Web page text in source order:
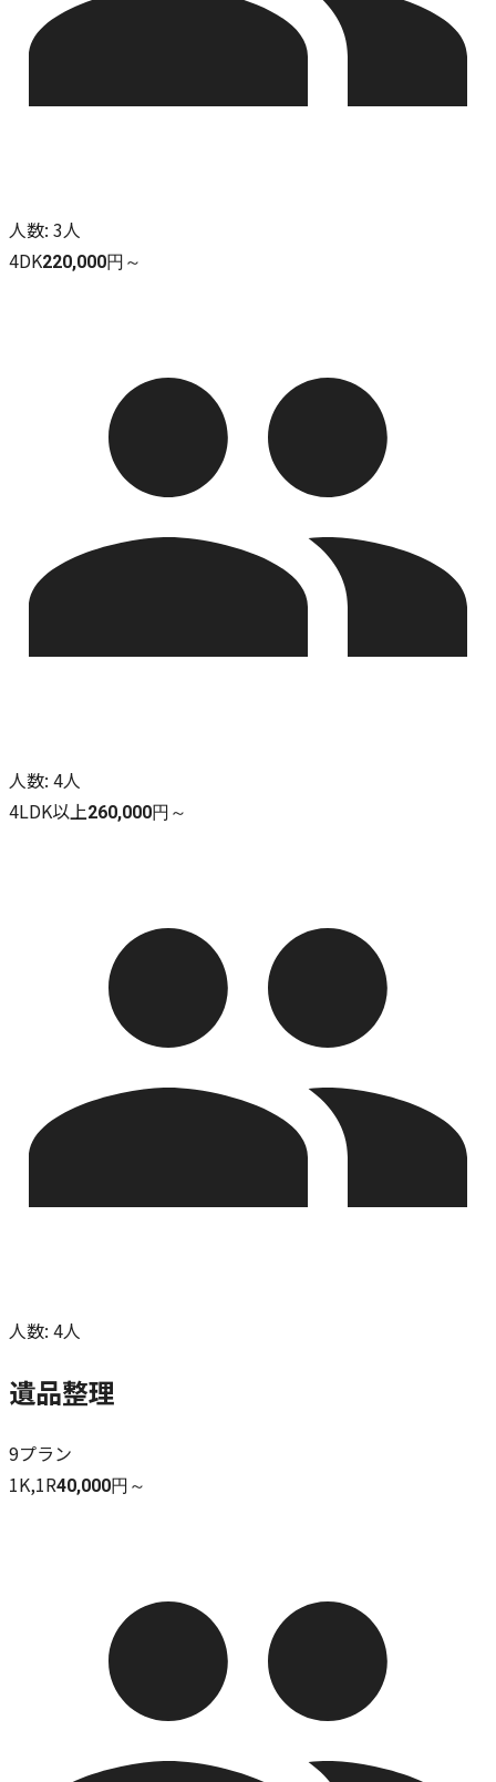
人数: 3人
4DK220,000円～
人数: 4人
4LDK以上260,000円～
人数: 4人
遺品整理
9プラン
1K,1R40,000円～